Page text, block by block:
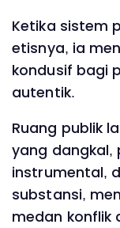
Ketika sistem
etisnya, ia
kondusif bagi
autentik.
Ruang publik
yang dangkal,
instrumental,
substansi,
medan